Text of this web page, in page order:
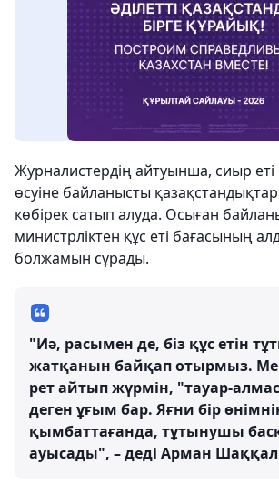
Журналистердің айтуынша, сиыр
өсуіне байланысты қазақстандықтар
көбірек сатып алуда. Осыған
министрліктен құс еті бағасының
болжамын сұрады.
"Иә, расымен де, біз құс етін
жатқанын байқап отырмыз.
рет айтып жүрмін, "тауар-
деген ұғым бар. Яғни бір
қымбаттағанда, тұтынушы
ауысады", – деді Арман